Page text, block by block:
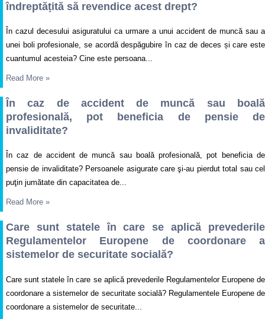
îndreptățită să revendice acest drept?
În cazul decesului asiguratului ca urmare a unui accident de muncă sau a
unei boli profesionale, se acordă despăgubire în caz de deces și care este
cuantumul acesteia? Cine este persoana...
Read More »
În caz de accident de muncă sau boală
profesională, pot beneficia de pensie de
invaliditate?
În caz de accident de muncă sau boală profesională, pot beneficia de
pensie de invaliditate? Persoanele asigurate care şi-au pierdut total sau cel
puţin jumătate din capacitatea de...
Read More »
Care sunt statele în care se aplică prevederile
Regulamentelor Europene de coordonare a
sistemelor de securitate socială?
Care sunt statele în care se aplică prevederile Regulamentelor Europene de
coordonare a sistemelor de securitate socială? Regulamentele Europene de
coordonare a sistemelor de securitate...